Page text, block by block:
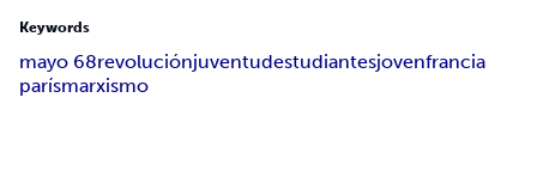
Keywords
mayo 68revoluciónjuventudestudiantesjovenfrancia
parísmarxismo